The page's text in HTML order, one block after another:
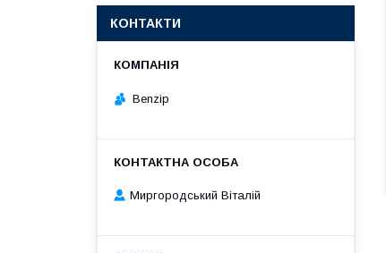
КОНТАКТИ
Benzip
Миргородський Віталій